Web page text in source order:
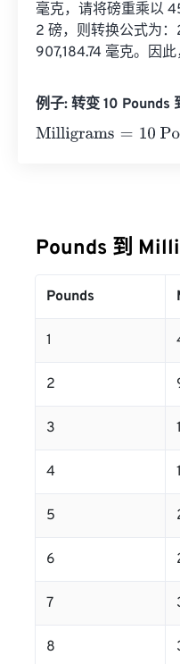
毫克，请将磅重乘以
2 磅，则转换公式为
907,184.74 毫克。因
例子: 转变 10 Pounds
Milligrams=10 Pounds
Pounds 到
Pounds
1
2
3
4
5
6
7
8